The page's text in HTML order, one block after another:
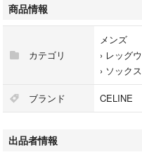
商品情報
カテゴリ
メンズ
› レッグ
› ソックス
ブランド CELINE
出品者情報